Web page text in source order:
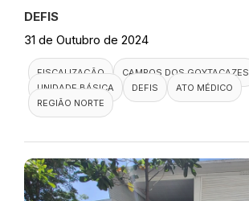
DEFIS
31 de Outubro de 2024
FISCALIZAÇÃO
CAMPOS DOS GOYTACAZES
UNIDADE BÁSICA
DEFIS
ATO MÉDICO
REGIÃO NORTE